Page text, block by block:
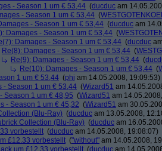
- Season 1 um € 53,44 (ducduc am
- Season 1 um € 53,44 (
- Season 1 um € 53,44 (ducduc am
Damages - Season 1 um € 53,44 (
Damages - Season 1 um € 53,44 (ducduc
Re(8): Damages - Season 1 um € 53,44 (
Re(9): Damages - Season 1 um € 53,44 (
Re(10): Damages - Season 1 um € 53,44 (
1 um € 53,44 (phj am 14.05.2008, 19:09:53)
- Season 1 um € 53,44 (Wizard51 am
Season 1 um € 48,95 (Wizard51 am
- Season 1 um € 45,32 (Wizard51 am
(Blu-Ray) (ducduc am 13.05.2008,
Collection (Blu-Ray) (ducduc am
vorbestellt (ducduc am 14.05.2008, 19:08:07)
£12.33 vorbestellt ("without" am 14.05.2008,
um £12.33 vorbestellt (ducduc am